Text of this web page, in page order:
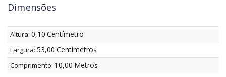
Dimensões
Altura: 0,10 Centímetro
Largura: 53,00 Centímetros
Comprimento: 10,00 Metros